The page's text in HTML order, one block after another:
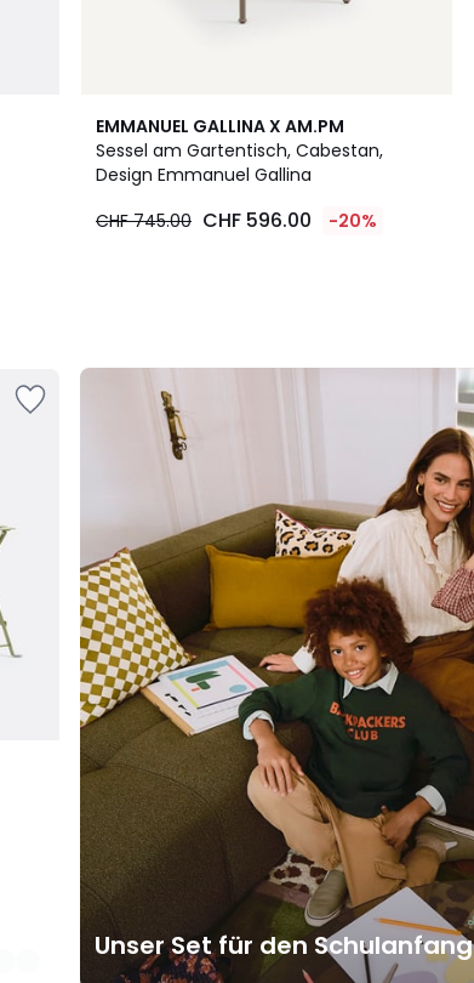
EMMANUEL GALLINA X AM.PM
Sessel am Gartentisch, Cabestan,
Design Emmanuel Gallina
CHF 745.00 CHF 596.00 -20%
Unser Set für den Schulanfang
Unser